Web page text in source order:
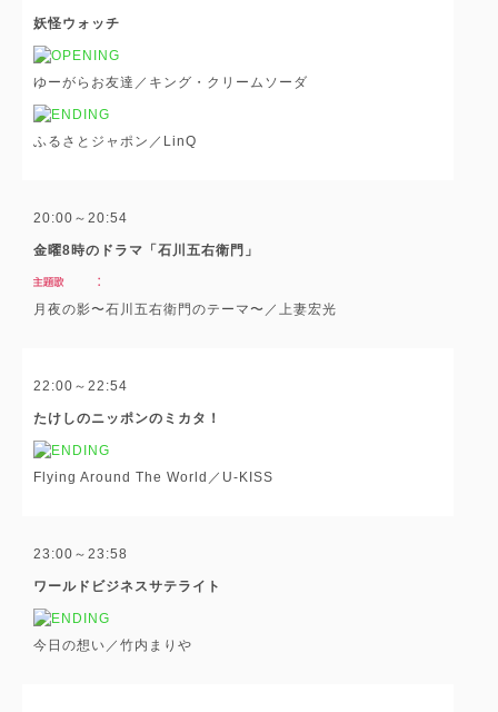
妖怪ウォッチ
ゆーがらお友達／キング・クリームソーダ
ふるさとジャポン／LinQ
20:00～20:54
金曜8時のドラマ「石川五右衛門」
月夜の影〜石川五右衛門のテーマ〜／上妻宏光
22:00～22:54
たけしのニッポンのミカタ！
Flying Around The World／U-KISS
23:00～23:58
ワールドビジネスサテライト
今日の想い／竹内まりや